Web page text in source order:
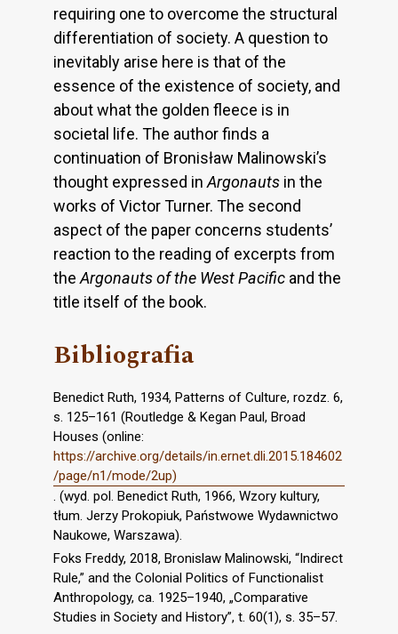
requiring one to overcome the structural
differentiation of society. A question to
inevitably arise here is that of the
essence of the existence of society, and
about what the golden fleece is in
societal life. The author finds a
continuation of Bronisław Malinowski’s
thought expressed in Argonauts in the
works of Victor Turner. The second
aspect of the paper concerns students’
reaction to the reading of excerpts from
the Argonauts of the West Pacific and the
title itself of the book.
Bibliografia
Benedict Ruth, 1934, Patterns of Culture, rozdz. 6,
s. 125–161 (Routledge & Kegan Paul, Broad
Houses (online:
https://archive.org/details/in.ernet.dli.2015.184602
/page/n1/mode/2up)
. (wyd. pol. Benedict Ruth, 1966, Wzory kultury,
tłum. Jerzy Prokopiuk, Państwowe Wydawnictwo
Naukowe, Warszawa).
Foks Freddy, 2018, Bronislaw Malinowski, “Indirect
Rule,” and the Colonial Politics of Functionalist
Anthropology, ca. 1925–1940, „Comparative
Studies in Society and History”, t. 60(1), s. 35–57.